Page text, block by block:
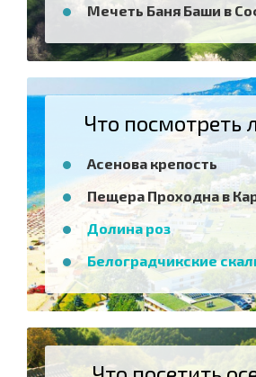
Мечеть Баня Баши в
Что посмотреть
Асенова крепость
Пещера Проходна в
Долина роз
Белоградчикские